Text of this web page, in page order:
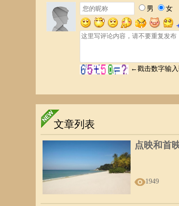
明，受恩必报，重然诺守信用，在乱世可骤
珠，凤眼识宝，牛眼识青草。男人"目如凤凰
胧，则不智。凤眼有大和小之别。大凤眼多
眼睛细长，瞳孔比较接近眼角，瞳孔上方约
人而富有魅力，个性温柔，只是好奇心重，
文章列表
点映和首
1949